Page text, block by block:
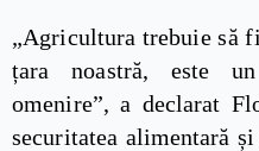
„Agricultura trebuie să
țara noastră, este
omenire”, a declarat
securitatea alimentară